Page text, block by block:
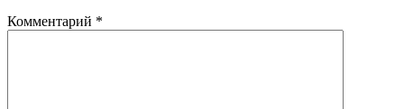
Комментарий *